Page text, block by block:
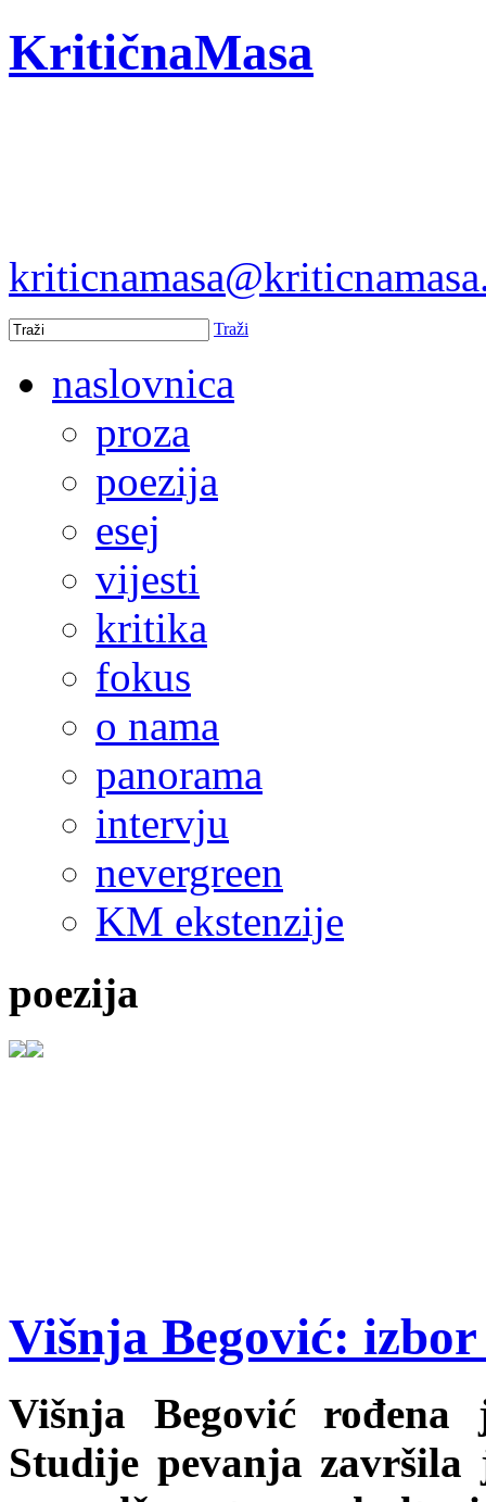
KritičnaMasa
Traži
naslovnica
proza
poezija
esej
vijesti
kritika
fokus
o nama
panorama
intervju
nevergreen
KM ekstenzije
poezija
Višnja Begović:
Višnja Begović rođena
Studije pevanja